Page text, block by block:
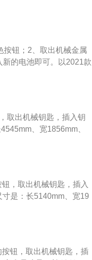
车，能源类型为汽油，
时为200千米。
按钮；2、取出机械金属
的电池即可。以2021款
、宽1840mm、高1455m
力是169ps，最大功率是
箱。
取出机械钥匙，插入钥
、宽1856mm、
车身重量为1480kg。20
，取出机械钥匙，插入
是：长5140mm、宽19
是麦弗逊式独立悬架，
9挡手自一体变速箱。
钮，取出机械钥匙，插